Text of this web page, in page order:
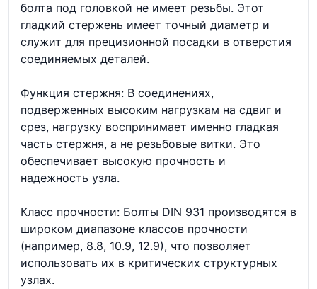
болта под головкой не имеет резьбы. Этот
гладкий стержень имеет точный диаметр и
служит для прецизионной посадки в отверстия
соединяемых деталей.
Функция стержня: В соединениях,
подверженных высоким нагрузкам на сдвиг и
срез, нагрузку воспринимает именно гладкая
часть стержня, а не резьбовые витки. Это
обеспечивает высокую прочность и
надежность узла.
Класс прочности: Болты DIN 931 производятся в
широком диапазоне классов прочности
(например, 8.8, 10.9, 12.9), что позволяет
использовать их в критических структурных
узлах.